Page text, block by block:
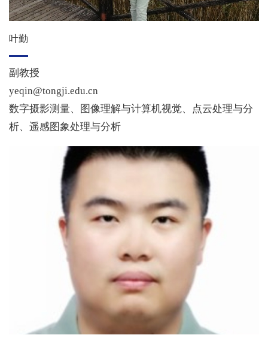
叶勤
副教授
yeqin@tongji.edu.cn
数字摄影测量、图像理解与计算机视觉、点云处理与分
析、遥感图象处理与分析